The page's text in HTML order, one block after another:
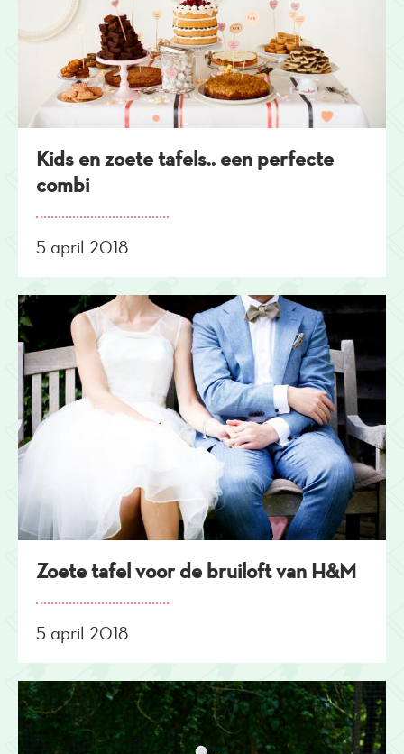
Kids en zoete tafels.. een perfecte
combi
5 april 2018
Zoete tafel voor de bruiloft van H&M
5 april 2018